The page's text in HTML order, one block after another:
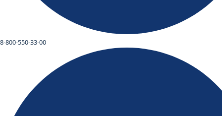
8-800-550-33-00